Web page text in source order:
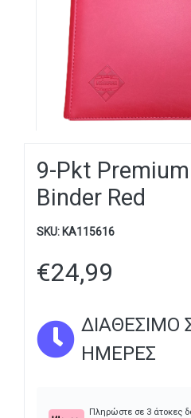
9-Pkt
Binder Red
SKU: KA115616
€24,99
ΔΙΑΘΈΣΙΜΟ
ΗΜΈΡΕΣ
Πληρώστε σε 3 άτοκες